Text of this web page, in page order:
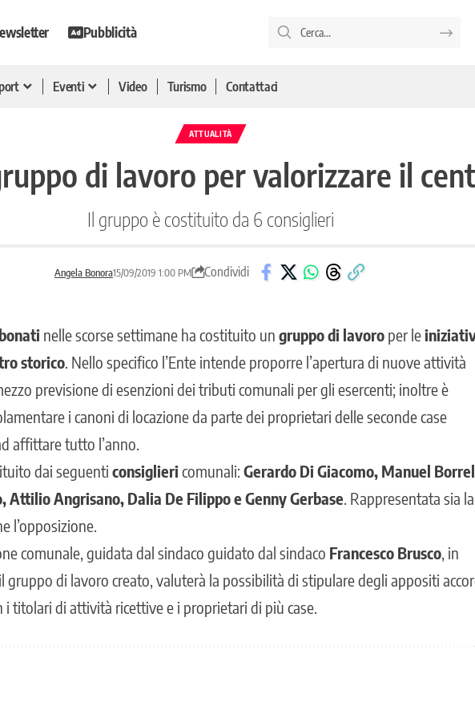
Pubblicità
Eventi Video Turismo Contattaci
ATTUALITÀ
di lavoro per valorizzare il
Il gruppo è costituito da 6 consiglieri
Angela Bonora15/09/2019 1:00 PM Condividi
nelle scorse settimane ha costituito un gruppo di lavoro per le
storico . Nello specifico l’Ente intende proporre l’apertura di nuove attività
previsione di esenzioni dei tributi comunali per gli esercenti; inoltre è
i canoni di locazione da parte dei proprietari delle seconde case
affittare tutto l’anno.
dai seguenti consigliericomunali: Gerardo Di Giacomo, Manuel
Attilio Angrisano, Dalia De Filippo e Genny Gerbase . Rappresentata sia la
l’opposizione.
comunale, guidata dal sindaco guidato dal sindaco Francesco Brusco , in
gruppo di lavoro creato, valuterà la possibilità di stipulare degli appositi
i titolari di attività ricettive e i proprietari di più case.